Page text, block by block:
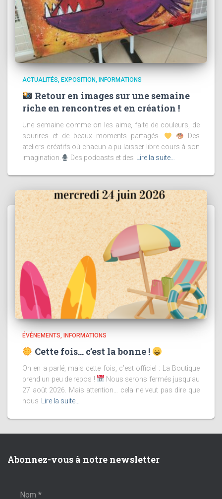
ACTUALITÉS EXPOSITION INFORMATIONS
Retour en images sur une semaine
riche en rencontres et en création !
Une semaine comme on les aime, faite de couleurs, de
sourires et de beaux moments partagés.
Des
ateliers créatifs où chacun a pu laisser libre cours à son
imagination.
Des podcasts et des Lire la suite…
ÉVÉNEMENTS INFORMATIONS
Cette fois… c’est la bonne !
On en a parlé, mais cette fois, c’est officiel : La Boutique
prend un peu de repos !
Nous serons fermés jusqu’au
27 août 2026. Mais attention… cela ne veut pas dire que
nous
Lire la suite…
Abonnez-vous à notre newsletter